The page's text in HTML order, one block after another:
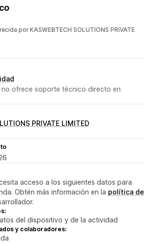
por KASWEBTECH SOLUTIONS PRIVATE
no ofrece soporte técnico directo en
PRIVATE LIMITED
acceso a los siguientes datos para
Obtén más información en la política de
del dispositivo y de la actividad
y colaboradores: